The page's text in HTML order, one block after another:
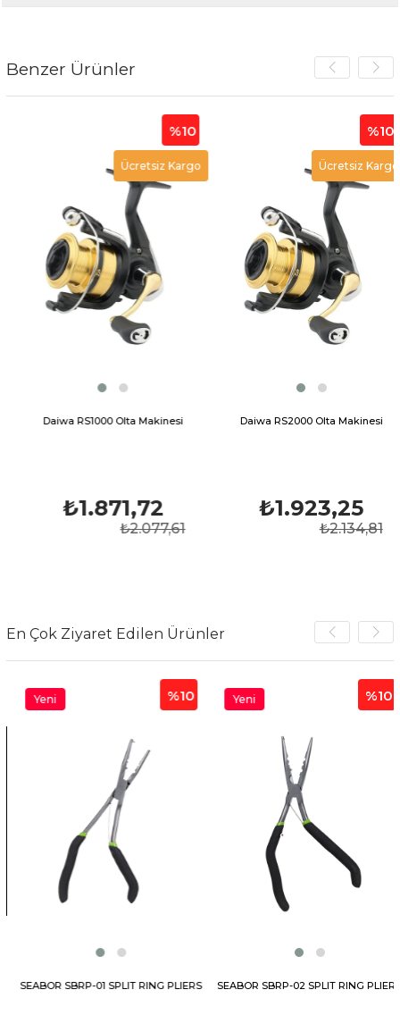
Benzer Ürünler
Daiwa RS1000 Olta Makinesi
₺1.871,72
₺2.077,61
%10
Ücretsiz Kargo
Daiwa RS2000 Olta Makinesi
₺1.923,25
₺2.134,81
%10
Ücretsiz Kargo
En Çok Ziyaret Edilen Ürünler
SEABOR SBRP-01 SPLIT RING PLIERS
%10
Yeni
SEABOR SBRP-02 SPLIT RING PLIERS
%10
Yeni